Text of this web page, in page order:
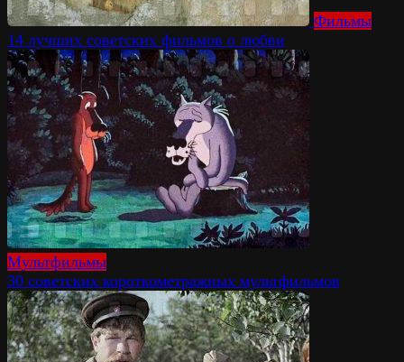
Фильмы
14 лучших советских фильмов о любви
Мультфильмы
30 советских короткометражных мультфильмов